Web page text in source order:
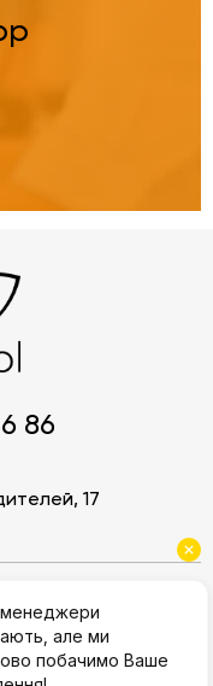
86
17
Полилитика